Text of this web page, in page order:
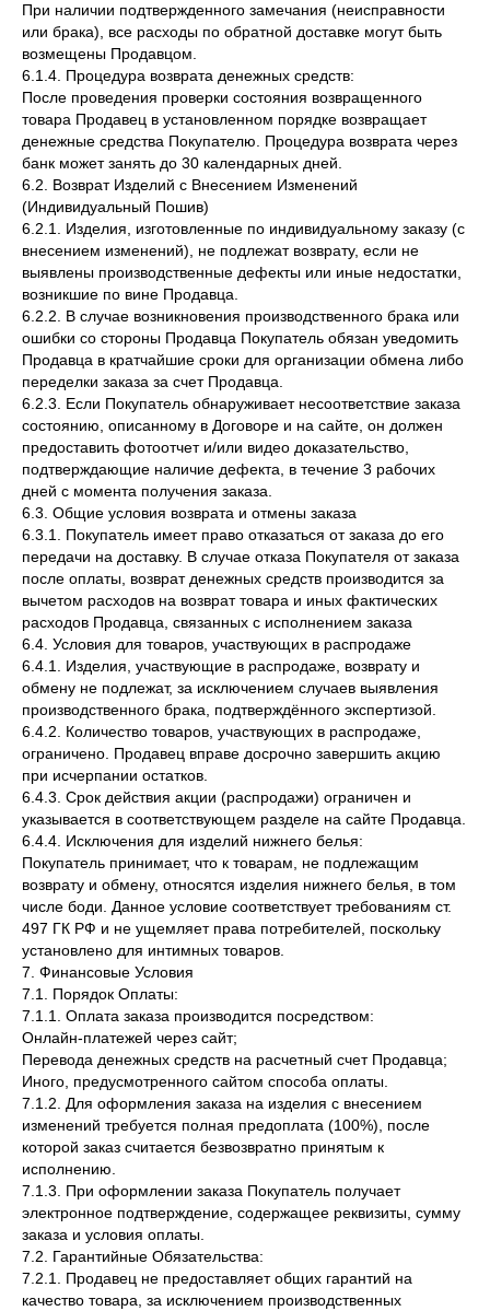
При наличии подтвержденного замечания (неисправности
или брака), все расходы по обратной доставке могут быть
возмещены Продавцом.
6.1.4. Процедура возврата денежных средств:
После проведения проверки состояния возвращенного
товара Продавец в установленном порядке возвращает
денежные средства Покупателю. Процедура возврата через
банк может занять до 30 календарных дней.
6.2. Возврат Изделий с Внесением Изменений
(Индивидуальный Пошив)
6.2.1. Изделия, изготовленные по индивидуальному заказу (с
внесением изменений), не подлежат возврату, если не
выявлены производственные дефекты или иные недостатки,
возникшие по вине Продавца.
6.2.2. В случае возникновения производственного брака или
ошибки со стороны Продавца Покупатель обязан уведомить
Продавца в кратчайшие сроки для организации обмена либо
переделки заказа за счет Продавца.
6.2.3. Если Покупатель обнаруживает несоответствие заказа
состоянию, описанному в Договоре и на сайте, он должен
предоставить фотоотчет и/или видео доказательство,
подтверждающие наличие дефекта, в течение 3 рабочих
дней с момента получения заказа.
6.3. Общие условия возврата и отмены заказа
6.3.1. Покупатель имеет право отказаться от заказа до его
передачи на доставку. В случае отказа Покупателя от заказа
после оплаты, возврат денежных средств производится за
вычетом расходов на возврат товара и иных фактических
расходов Продавца, связанных с исполнением заказа
6.4. Условия для товаров, участвующих в распродаже
6.4.1. Изделия, участвующие в распродаже, возврату и
обмену не подлежат, за исключением случаев выявления
производственного брака, подтверждённого экспертизой.
6.4.2. Количество товаров, участвующих в распродаже,
ограничено. Продавец вправе досрочно завершить акцию
при исчерпании остатков.
6.4.3. Срок действия акции (распродажи) ограничен и
указывается в соответствующем разделе на сайте Продавца.
6.4.4. Исключения для изделий нижнего белья:
Покупатель принимает, что к товарам, не подлежащим
возврату и обмену, относятся изделия нижнего белья, в том
числе боди. Данное условие соответствует требованиям ст.
497 ГК РФ и не ущемляет права потребителей, поскольку
установлено для интимных товаров.
7. Финансовые Условия
7.1. Порядок Оплаты:
7.1.1. Оплата заказа производится посредством:
Онлайн-платежей через сайт;
Перевода денежных средств на расчетный счет Продавца;
Иного, предусмотренного сайтом способа оплаты.
7.1.2. Для оформления заказа на изделия с внесением
изменений требуется полная предоплата (100%), после
которой заказ считается безвозвратно принятым к
исполнению.
7.1.3. При оформлении заказа Покупатель получает
электронное подтверждение, содержащее реквизиты, сумму
заказа и условия оплаты.
7.2. Гарантийные Обязательства:
7.2.1. Продавец не предоставляет общих гарантий на
качество товара, за исключением производственных